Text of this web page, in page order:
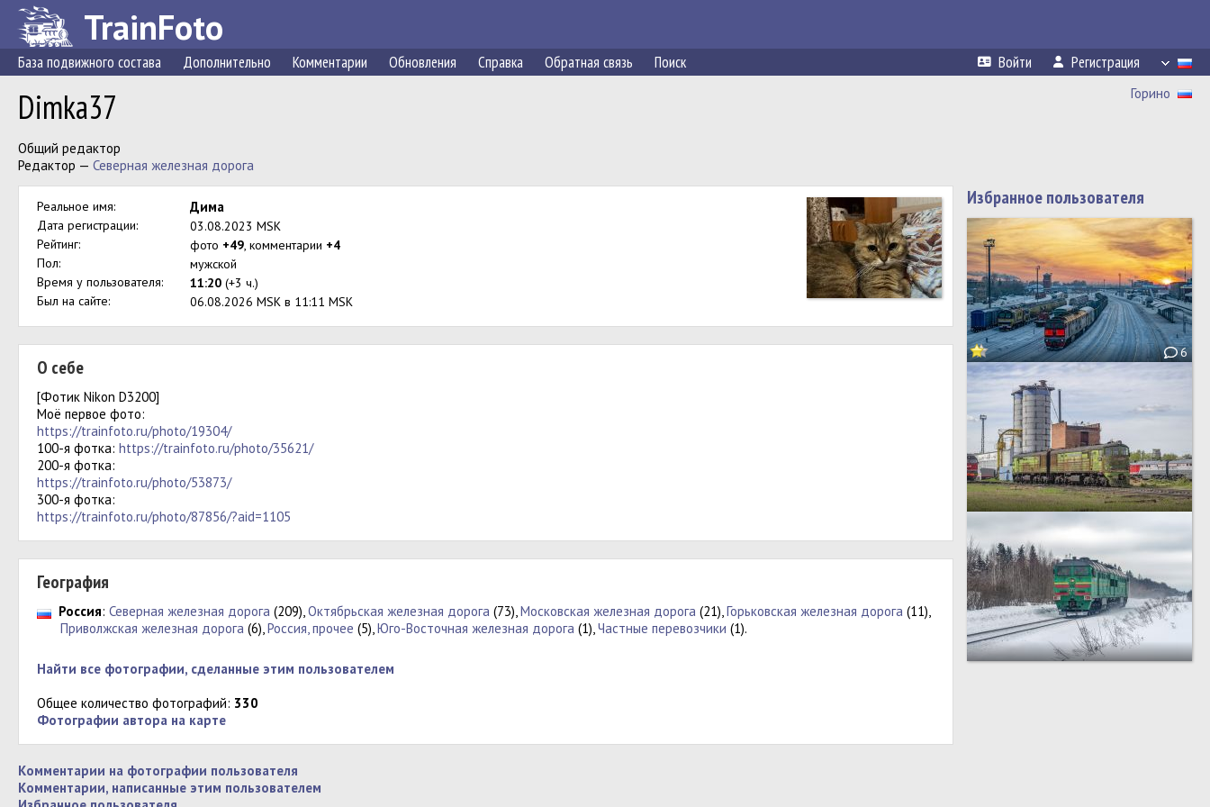
TrainFoto
База подвижного состава Дополнительно Комментарии Обновления Справка Обратная связь Поиск Войти Регистрация
Горино
Dimka37
Общий редактор
Редактор — Северная железная дорога
Реальное имя: Дима
Дата регистрации:
03.08.2023 MSK
Рейтинг:
фото +49, комментарии +4
Пол:
мужской
Время у пользователя:
11:20 (+3 ч.)
Был на сайте:
06.08.2026 MSK в 11:11 MSK
О себе
[Фотик Nikon D3200]
Моё первое фото:
https://trainfoto.ru/photo/19304/
100-я фотка: https://trainfoto.ru/photo/35621/
200-я фотка:
https://trainfoto.ru/photo/53873/
300-я фотка:
https://trainfoto.ru/photo/87856/?aid=1105
География
Россия: Северная железная дорога (209),Октябрьская железная дорога (73),Московская железная дорога (21),Горьковская железная дорога (11),
Приволжская железная дорога (6),Россия, прочее (5),Юго-Восточная железная дорога (1),Частные перевозчики (1).
Найти все фотографии, сделанные этим пользователем
Общее количество фотографий: 330
Фотографии автора на карте
Комментарии на фотографии пользователя
Комментарии, написанные этим пользователем
Избранное пользователя
6